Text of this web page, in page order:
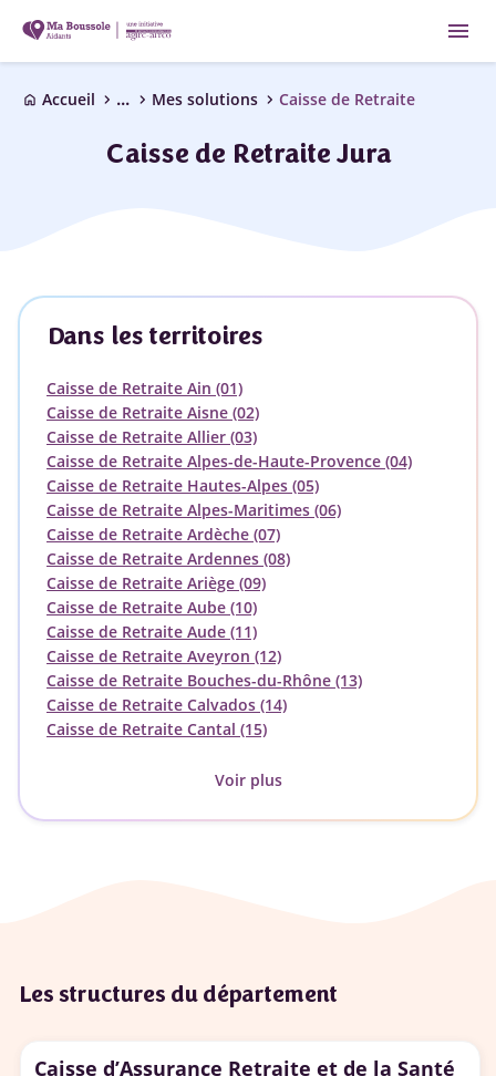
menu
home Accueil chevron_right ... chevron_right Mes solutions chevron_right Caisse de Retraite
Caisse de Retraite Jura
Dans les territoires
Caisse de Retraite Ain (01)
Caisse de Retraite Aisne (02)
Caisse de Retraite Allier (03)
Caisse de Retraite Alpes-de-Haute-Provence (04)
Caisse de Retraite Hautes-Alpes (05)
Caisse de Retraite Alpes-Maritimes (06)
Caisse de Retraite Ardèche (07)
Caisse de Retraite Ardennes (08)
Caisse de Retraite Ariège (09)
Caisse de Retraite Aube (10)
Caisse de Retraite Aude (11)
Caisse de Retraite Aveyron (12)
Caisse de Retraite Bouches-du-Rhône (13)
Caisse de Retraite Calvados (14)
Caisse de Retraite Cantal (15)
Voir plus
Les structures du département
Caisse d’Assurance Retraite et de la Santé